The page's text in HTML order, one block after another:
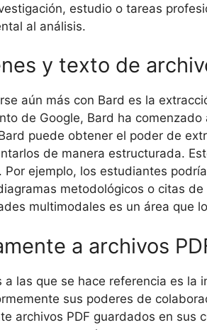
estudio o tareas
al análisis.
y texto de
aún más con Bard es la
de Google, Bard ha
puede obtener el poder de
de manera estructurada.
ejemplo, los estudiantes
metodológicos o citas
multimodales es un área que
a archivos
las que se hace referencia es
sus poderes de
archivos PDF guardados en